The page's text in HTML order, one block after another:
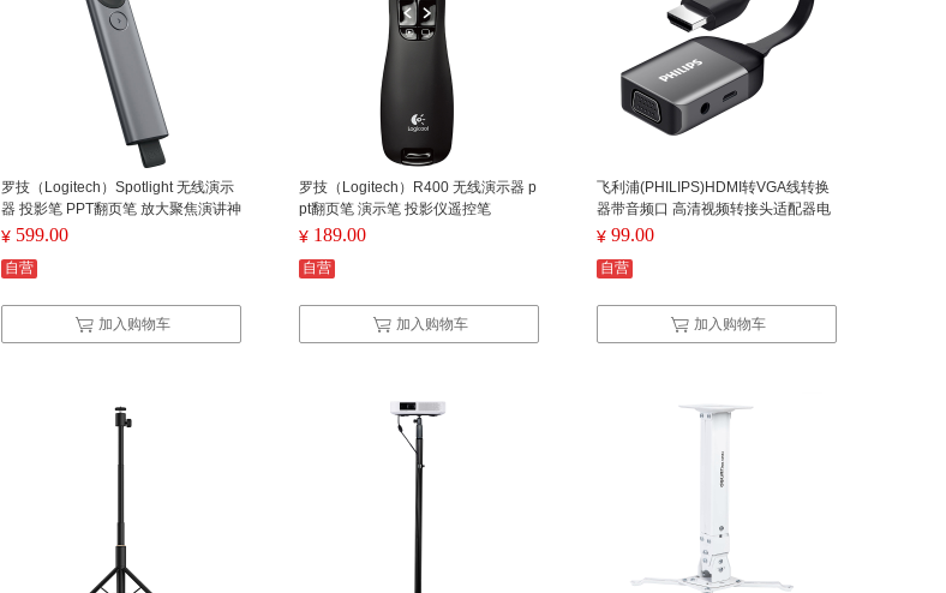
罗技（Logitech）Spotlight 无线演示
器 投影笔 PPT翻页笔 放大聚焦演讲神
器 灰色
¥ 599.00
自营
加入购物车
罗技（Logitech）R400 无线演示器 p
pt翻页笔 演示笔 投影仪遥控笔
¥ 189.00
自营
加入购物车
飞利浦(PHILIPS)HDMI转VGA线转换
器带音频口 高清视频转接头适配器电
脑机顶盒连接投影电视显示器线
¥ 99.00
自营
加入购物车